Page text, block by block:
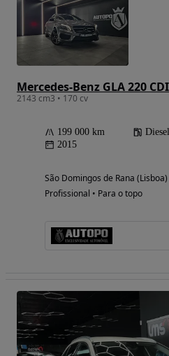
Mercedes-Benz GLA 220
2143 cm3 • 170 cv
199 000 km Diesel
2015
São Domingos de Rana (Lisboa)
Profissional • Para o topo